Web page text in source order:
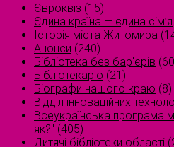
Євроквіз (15)
Єдина країна — єдина сім’я
Історія міста Житомира
Анонси (240)
Бібліотека без бар'єрів
Бібліотекарю (21)
Біографи нашого краю (8)
Відділ інноваційних
Всеукраїнська програма
як?" (405)
Дитячі бібліотеки області